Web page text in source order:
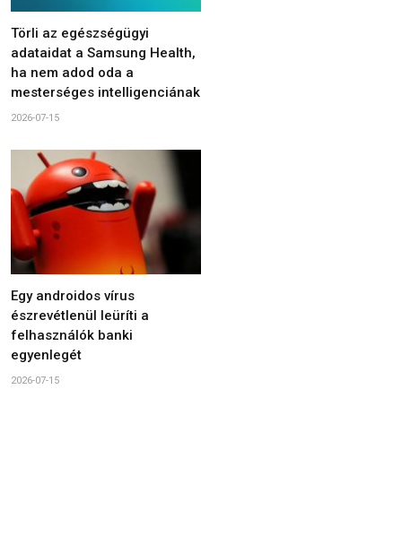
Törli az egészségügyi
adataidat a Samsung Health,
ha nem adod oda a
mesterséges intelligenciának
2026-07-15
Egy androidos vírus
észrevétlenül leüríti a
felhasználók banki
egyenlegét
2026-07-15